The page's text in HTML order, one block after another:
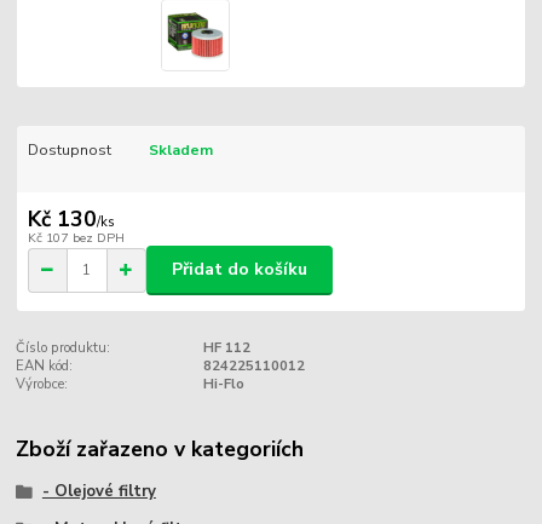
Dostupnost Skladem
Kč 130/ks
Kč 107 bez DPH
Přidat do košíku
Číslo produktu:
HF 112
EAN kód:
824225110012
Výrobce:
Hi-Flo
Zboží zařazeno v kategoriích
- Olejové filtry